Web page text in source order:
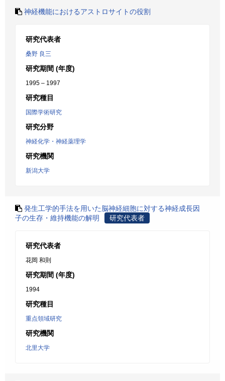
神経機能におけるアストロサイトの役割
研究代表者
桑野 良三
研究期間 (年度)
1995 – 1997
研究種目
国際学術研究
研究分野
神経化学・神経薬理学
研究機関
新潟大学
発生工学的手法を用いた脳神経細胞に対する神経成長因
子の生存・維持機能の解明
研究代表者
研究代表者
花岡 和則
研究期間 (年度)
1994
研究種目
重点領域研究
研究機関
北里大学